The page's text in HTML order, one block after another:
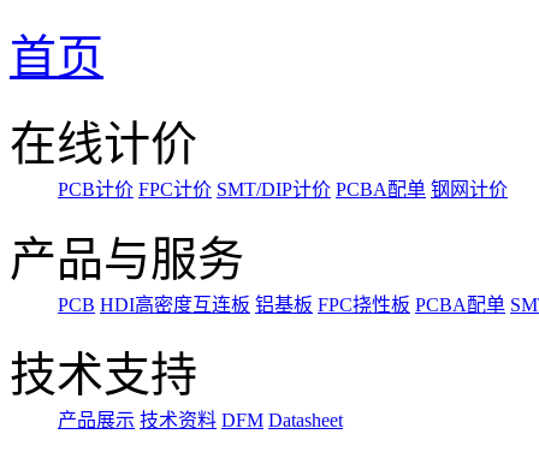
首页
在线计价
PCB计价 FPC计价 SMT/DIP计价 PCBA配单 钢网计价
产品与服务
PCB HDI高密度互连板 铝基板 FPC挠性板 PCBA配单
技术支持
产品展示 技术资料 DFM Datasheet